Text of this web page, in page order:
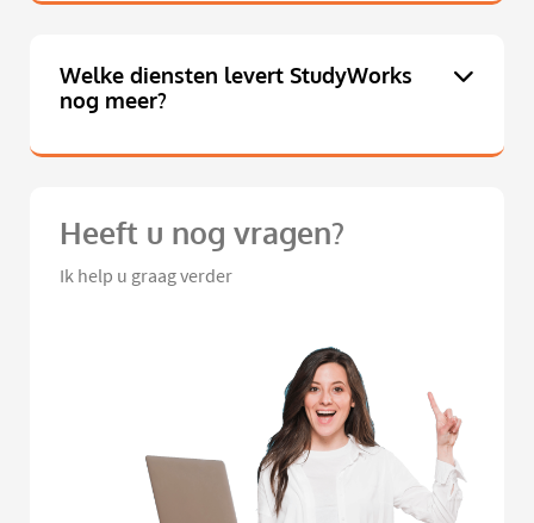
Welke diensten levert StudyWorks
nog meer?
Heeft u nog vragen?
Ik help u graag verder